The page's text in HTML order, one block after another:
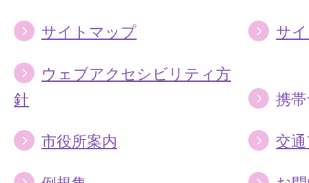
サイトマップ サ
ウェブアクセシビリティ方
針
携
市役所案内 交